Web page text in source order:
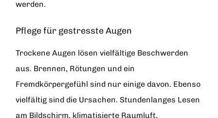
werden.
Pflege für gestresste Augen
Trockene Augen lösen vielfältige Beschwerden
aus. Brennen, Rötungen und ein
Fremdkörpergefühl sind nur einige davon. Ebenso
vielfältig sind die Ursachen. Stundenlanges Lesen
am Bildschirm, klimatisierte Raumluft,